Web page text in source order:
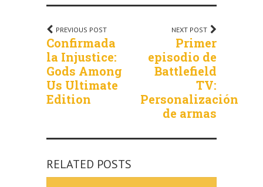
PREVIOUS POST
Confirmada
la Injustice:
Gods Among
Us Ultimate
Edition
NEXT POST
Primer
episodio de
Battlefield
TV:
Personalización
de armas
RELATED POSTS